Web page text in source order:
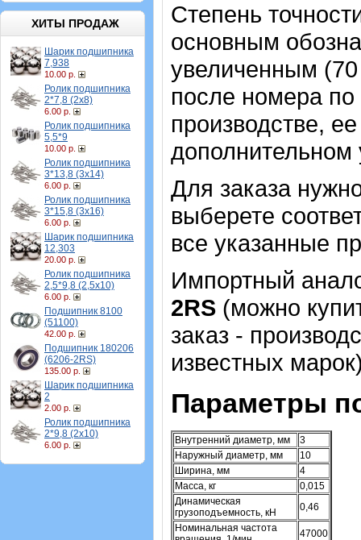
ХИТЫ ПРОДАЖ
Шарик подшипника
7,938
10.00 р.
Ролик подшипника
2*7,8 (2х8)
6.00 р.
Ролик подшипника
5,5*9
10.00 р.
Ролик подшипника
3*13,8 (3х14)
6.00 р.
Ролик подшипника
3*15,8 (3х16)
6.00 р.
Шарик подшипника
12,303
20.00 р.
Ролик подшипника
2,5*9,8 (2,5х10)
6.00 р.
Подшипник 8100
(51100)
42.00 р.
Подшипник 180206
(6206-2RS)
135.00 р.
Шарик подшипника
2
2.00 р.
Ролик подшипника
2*9,8 (2х10)
6.00 р.
Степень
основным
увеличенным
после номера
производстве,
Для заказа
выберете
все указанные
Импортный
2RS (можно
заказ -
известных
Параметры
Внутренний диаметр, мм
3
Наружный диаметр, мм
10
Ширина, мм
4
Масса, кг
0,015
Динамическая
грузоподъемность, кН
0,46
Номинальная частота
47000